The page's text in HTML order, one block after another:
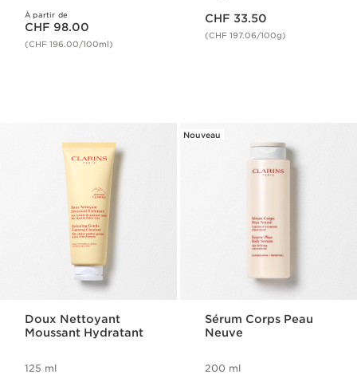
À partir de
Nouveau prix CHF 98.00
CHF 98.00
(CHF 196.00/100ml)
CHF 33.50
(CHF 197.06/100g)
Doux Nettoyant
Moussant Hydratant
125 ml
Nouveau
Sérum Corps Peau
Neuve
200 ml